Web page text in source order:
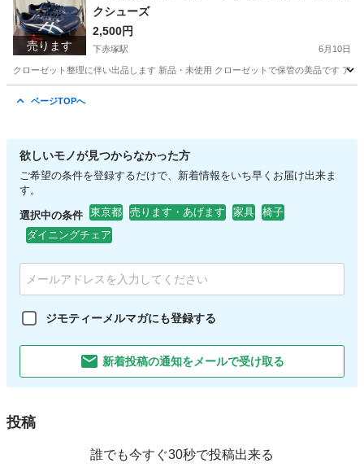
売ります
クシューズ
2,500円
下赤塚駅 6月10日
クローゼット整理に伴い出品します 新品・未使用 クローゼットで保管の美品です ア
ページTOPへ
欲しいモノが見つからなかった方
ご希望の条件を登録するだけで、新着情報をいち早くお届け出来ま
す。
選択中の条件 東京都 売ります・あげます 家具
椅子
ダイニングチェア
ジモティーメルマガにも登録する
新着投稿の通知をメールで受け取る
投稿
誰でも今すぐ30秒で投稿出来る